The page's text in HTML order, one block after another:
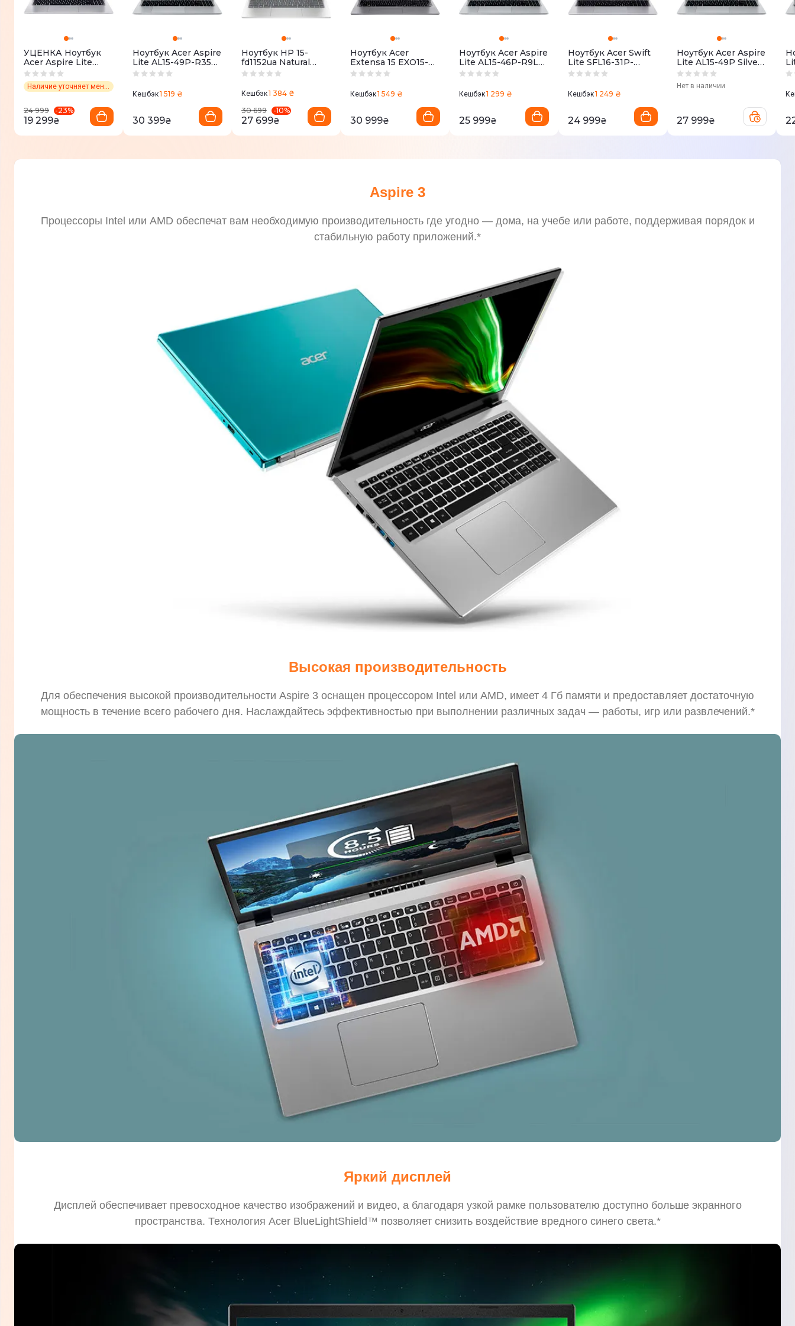
УЦЕНКА Ноутбук
Acer Aspire Lite
AL15-33P-30XX
Silver
(NX.D62EU.001)
Наличие уточняет менеджер
24 999 -23%
19 299₴
Ноутбук Acer Aspire
Lite AL15-49P-R35K
Silver
Кешбэк1 519 ₴
30 399₴
Ноутбук HP 15-
fd1152ua Natural
Silver (C78T1EA)
Кешбэк1 384 ₴
30 699
-10%
27 699₴
Ноутбук Acer
Extensa 15 EXO15-
41-R5WT Gray
Кешбэк1 549 ₴
30 999₴
Ноутбук Acer Aspire
Lite AL15-46P-R9LE
Silver
Кешбэк1 299 ₴
25 999₴
Ноутбук Acer Swift
Lite SFL16-31P-
36DW Silver
Кешбэк1 249 ₴
24 999₴
Ноутбук Acer Aspire
Lite AL15-49P Silver
(NX.DT8EU.002)
Нет в наличии
27 999₴
Aspire 3
Процессоры Intel или AMD обеспечат вам необходимую производительность где угодно — дома, на учебе или работе, поддерживая порядок и
стабильную работу приложений.*
Высокая производительность
Для обеспечения высокой производительности Aspire 3 оснащен процессором Intel или AMD, имеет 4 Гб памяти и предоставляет достаточную
мощность в течение всего рабочего дня. Наслаждайтесь эффективностью при выполнении различных задач — работы, игр или развлечений.*
Яркий дисплей
Дисплей обеспечивает превосходное качество изображений и видео, а благодаря узкой рамке пользователю доступно больше экранного
пространства. Технология Acer BlueLightShield™ позволяет снизить воздействие вредного синего света.*